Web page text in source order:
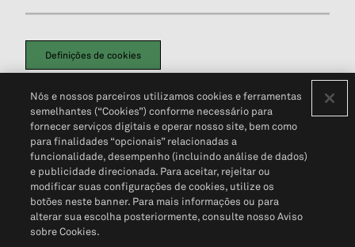
Definições de cookies
Política de PrivacidadePortal de privacidade do cliente (em inglês)
Não Venda Minhas Informações Pessoais© 2026 S&P Global
Nós e nossos parceiros utilizamos cookies e ferramentas
semelhantes (“Cookies”) conforme necessário para
fornecer serviços digitais e operar nosso site, bem como
para finalidades “opcionais” relacionadas a
funcionalidade, desempenho (incluindo análise de dados)
e publicidade direcionada. Para aceitar, rejeitar ou
modificar suas configurações de cookies, utilize os
botões neste banner. Para mais informações ou para
alterar sua escolha posteriormente, consulte nosso Aviso
sobre Cookies.